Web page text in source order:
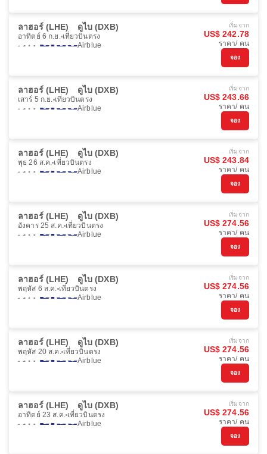
ลาฮอร์ (LHE) ดูไบ (DXB)
อาทิตย์ 6 ก.ย. เที่ยวบินตรง
Airblue
เริ่มจาก
US$ 242.78
ราคา/ คน
จอง
ลาฮอร์ (LHE) ดูไบ (DXB)
เสาร์ 5 ก.ย. เที่ยวบินตรง
Airblue
เริ่มจาก
US$ 243.66
ราคา/ คน
จอง
ลาฮอร์ (LHE) ดูไบ (DXB)
พุธ 26 ส.ค. เที่ยวบินตรง
Airblue
เริ่มจาก
US$ 243.84
ราคา/ คน
จอง
ลาฮอร์ (LHE) ดูไบ (DXB)
อังคาร 25 ส.ค. เที่ยวบินตรง
Airblue
เริ่มจาก
US$ 274.56
ราคา/ คน
จอง
ลาฮอร์ (LHE) ดูไบ (DXB)
พฤหัส 6 ส.ค. เที่ยวบินตรง
Airblue
เริ่มจาก
US$ 274.56
ราคา/ คน
จอง
ลาฮอร์ (LHE) ดูไบ (DXB)
พฤหัส 20 ส.ค. เที่ยวบินตรง
Airblue
เริ่มจาก
US$ 274.56
ราคา/ คน
จอง
ลาฮอร์ (LHE) ดูไบ (DXB)
อาทิตย์ 23 ส.ค. เที่ยวบินตรง
Airblue
เริ่มจาก
US$ 274.56
ราคา/ คน
จอง